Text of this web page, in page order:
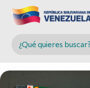
Buscar en MINCYT